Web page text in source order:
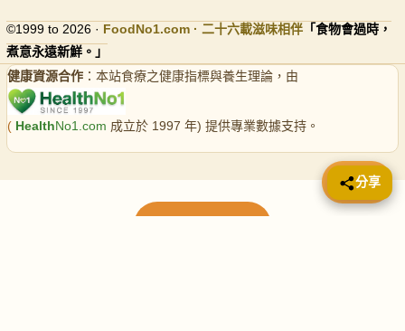
©1999 to 2026 · FoodNo1.com · 二十六載滋味相伴 「食物會過時，
煮意永遠新鮮。」
健康資源合作 ：本站食療之健康指標與養生理論，由
( HealthNo1.com 成立於 1997 年) 提供專業數據支持。
📤 分享
分享